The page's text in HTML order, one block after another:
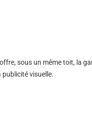
sous un même toit, la
publicité visuelle.